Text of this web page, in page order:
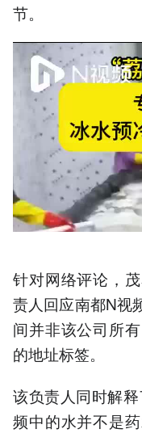
节。
针对网络评论，
责人回应南都N视
间并非该公司所
的地址标签。
该负责人同时解
频中的水并不是